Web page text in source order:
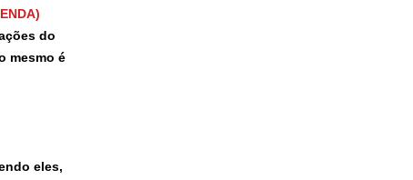
do
mesmo é
eles,